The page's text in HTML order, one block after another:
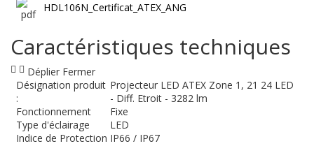
HDL106N_Certificat_ATEX_ANG
Caractéristiques techniques
Déplier Fermer
Désignation produit
:
Projecteur LED ATEX Zone 1, 21 24 LED
- Diff. Etroit - 3282 lm
Fonctionnement
Fixe
Type d'éclairage
LED
Indice de Protection IP66 / IP67